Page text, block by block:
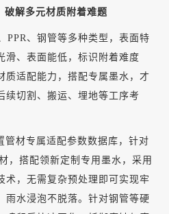
破解多元材质附着难题
PPR、钢管等多种类型，表面特
滑、表面能低，标识附着难度
质适配能力，搭配专属墨水，才
续切割、搬运、埋地等工序考
材专属适配参数数据库，针对
，搭配领新定制专用墨水，采用
术，无需复杂预处理即可实现牢
雨水浸泡不脱落。针对钢管等硬